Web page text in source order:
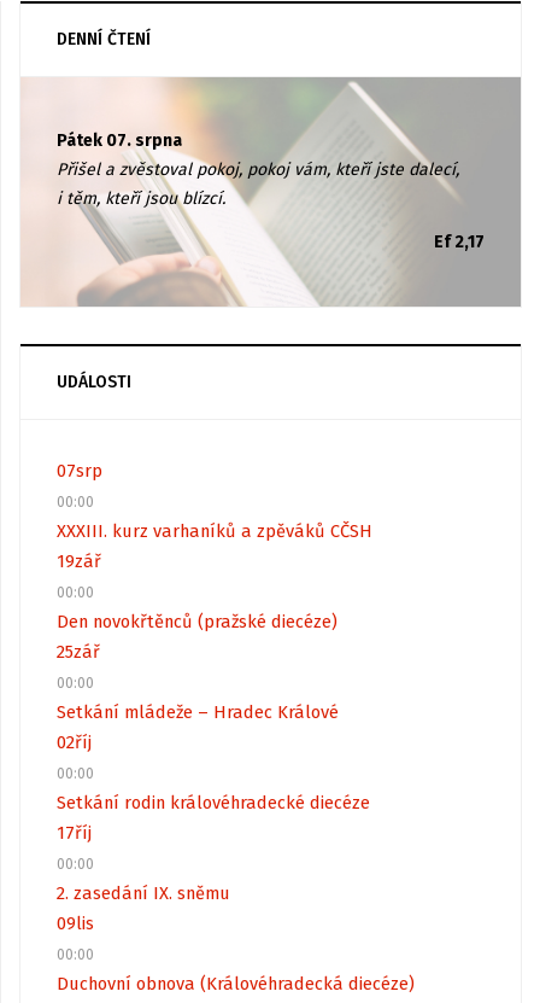
DENNÍ ČTENÍ
Pátek 07. srpna
Přišel a zvěstoval pokoj, pokoj vám, kteří jste dalecí,
i těm, kteří jsou blízcí.
Ef 2,17
UDÁLOSTI
07srp
00:00
XXXIII. kurz varhaníků a zpěváků CČSH
19zář
00:00
Den novokřtěnců (pražské diecéze)
25zář
00:00
Setkání mládeže – Hradec Králové
02říj
00:00
Setkání rodin královéhradecké diecéze
17říj
00:00
2. zasedání IX. sněmu
09lis
00:00
Duchovní obnova (Královéhradecká diecéze)